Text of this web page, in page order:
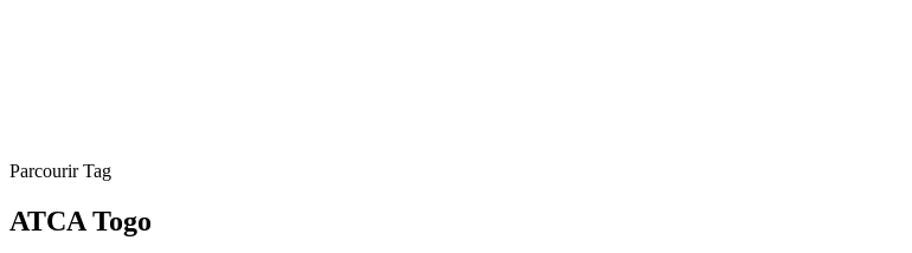
Parcourir Tag
ATCA Togo